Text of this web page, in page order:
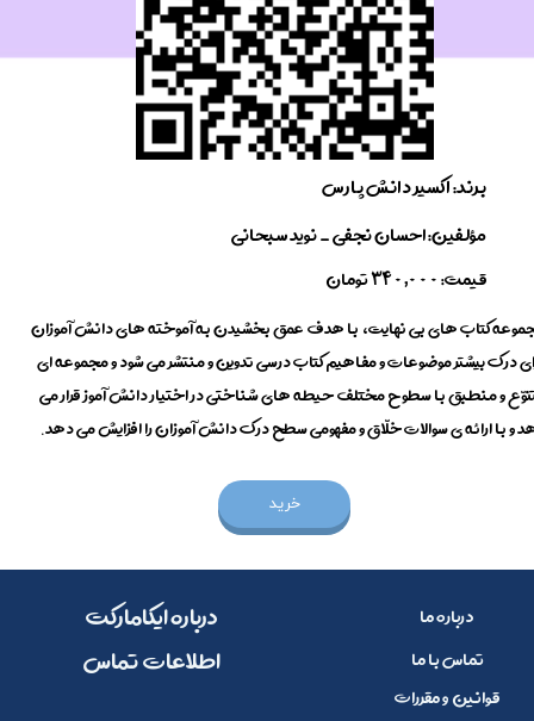
برند: اکسیر ​​​​​​​دانش پارس
​مؤلفین: احسان نجفی _ نوید سبحانی
​قیمت: 340,000تومان
کتاب های بی نهایت، با هدف عمق بخشیدن به آموخته های دانش آموزان
درک بیشتر موضوعات و مفاهیم کتاب درسی تدوین و منتشر می شود و مجموعه ای
و منطبق با سطوح مختلف حیطه های شناختی در اختیار دانش آموز قرار می
و با ارائه ی سوالات خلّاق و مفهومی سطح درک دانش آموزان را افزایش می دهد.
خرید
درباره ما
تماس با ما
قوانین و مقررات
​​درباره ایکامارکت
​اطلاعات تماس